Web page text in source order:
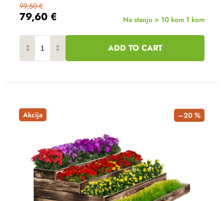
79,60 €
99,50 €
Na stanju > 10 kom 1 kom
ADD TO CART
Akcija –20 %